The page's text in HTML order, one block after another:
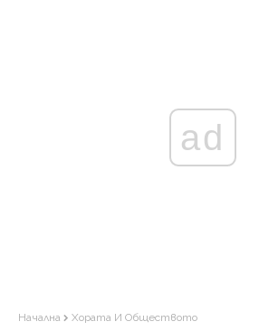
ad
Начална Хората И Обществото